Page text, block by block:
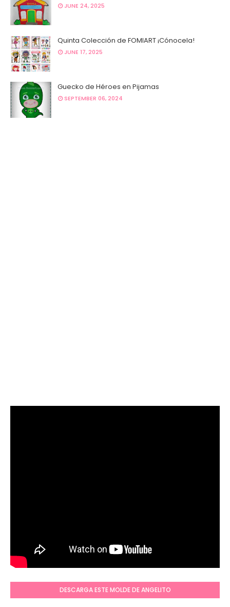
JUNE 24, 2025
Quinta Colección de FOMIART ¡Cónocela!
JUNE 17, 2025
Guecko de Héroes en Pijamas
SEPTEMBER 06, 2024
DESCARGA ESTE MOLDE DE ANGELITO